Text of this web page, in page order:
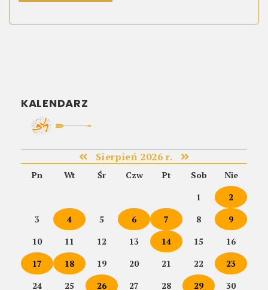
KALENDARZ
Sierpień 2026 r.
Pn Wt Śr Czw Pt Sob
Nie
1
2
3
4 5 6 7 8
9
10
11 12 13 14 15
16
17
18 19 20 21 22
23
24
25 26 27 28 29 30